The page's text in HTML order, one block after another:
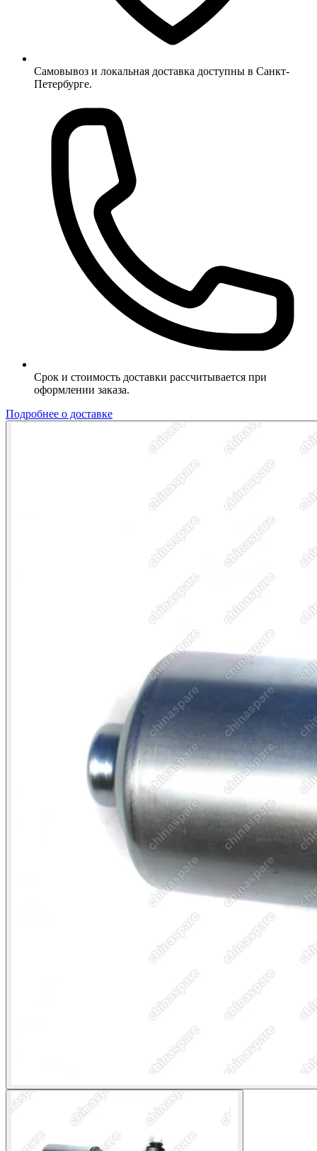
Самовывоз и локальная доставка доступны в Санкт-
Петербурге.
Срок и стоимость доставки рассчитывается при
оформлении заказа.
Подробнее о доставке